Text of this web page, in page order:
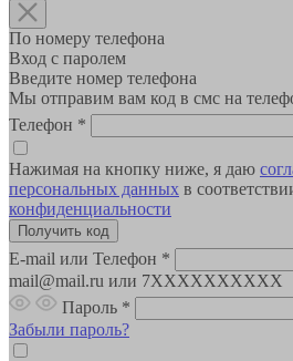
По номеру телефона
Вход с паролем
Введите номер телефона
Мы отправим вам код в смс на
Телефон *
Нажимая на кнопку ниже, я даю
персональных данных в
конфиденциальности
E-mail или Телефон *
mail@mail.ru или 7XXXXXXXXXX
Пароль *
Забыли пароль?